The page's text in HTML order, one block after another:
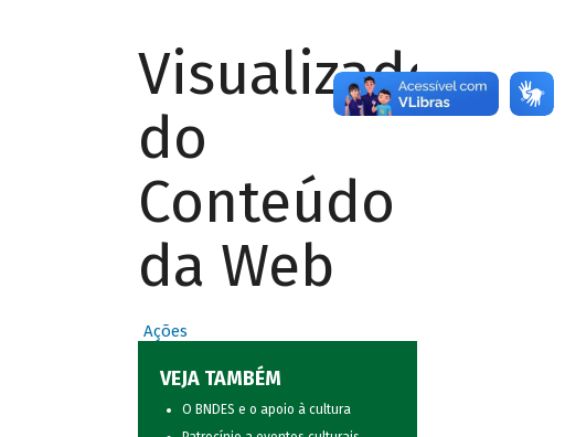
Visualizador
do
Conteúdo
da Web
Ações
VEJA TAMBÉM
O BNDES e o apoio à cultura